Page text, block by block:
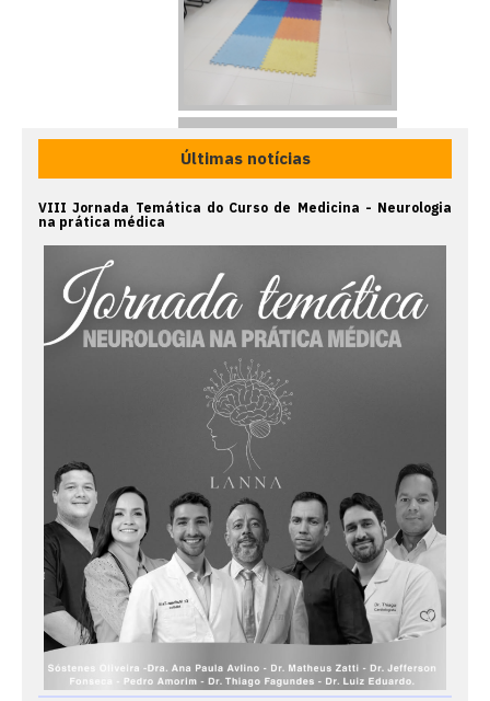
Últimas notícias
VIII Jornada Temática do Curso de Medicina - Neurologia
na prática médica